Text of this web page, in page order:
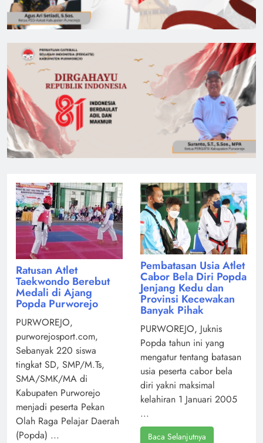
Ratusan Atlet
Taekwondo Berebut
Medali di Ajang
Popda Purworejo
PURWOREJO,
purworejosport.com,
Sebanyak 220 siswa
tingkat SD, SMP/M.Ts,
SMA/SMK/MA di
Kabupaten Purworejo
menjadi peserta Pekan
Olah Raga Pelajar Daerah
(Popda) ...
Pembatasan Usia Atlet
Cabor Bela Diri Popda
Jenjang Kedu dan
Provinsi Kecewakan
Banyak Pihak
PURWOREJO, Juknis
Popda tahun ini yang
mengatur tentang batasan
usia peserta cabor bela
diri yakni maksimal
kelahiran 1 Januari 2005
...
Baca Selanjutnya